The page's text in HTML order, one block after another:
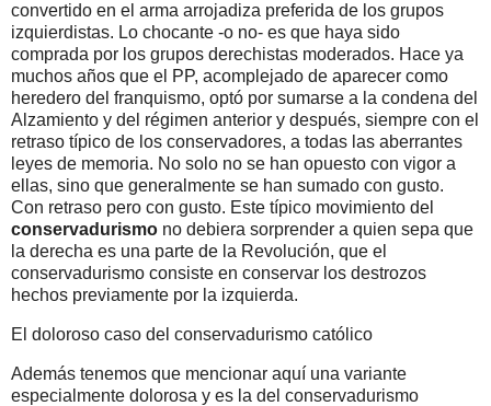
convertido en el arma arrojadiza preferida de los grupos
izquierdistas. Lo chocante -o no- es que haya sido
comprada por los grupos derechistas moderados. Hace ya
muchos años que el PP, acomplejado de aparecer como
heredero del franquismo, optó por sumarse a la condena del
Alzamiento y del régimen anterior y después, siempre con el
retraso típico de los conservadores, a todas las aberrantes
leyes de memoria. No solo no se han opuesto con vigor a
ellas, sino que generalmente se han sumado con gusto.
Con retraso pero con gusto. Este típico movimiento del
conservadurismo no debiera sorprender a quien sepa que
la derecha es una parte de la Revolución, que el
conservadurismo consiste en conservar los destrozos
hechos previamente por la izquierda.
El doloroso caso del conservadurismo católico
Además tenemos que mencionar aquí una variante
especialmente dolorosa y es la del conservadurismo